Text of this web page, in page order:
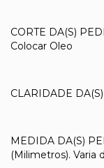
CORTE DA(S)
Colocar Oleo
CLARIDADE
MEDIDA DA(S)
(Milimetros). Varia